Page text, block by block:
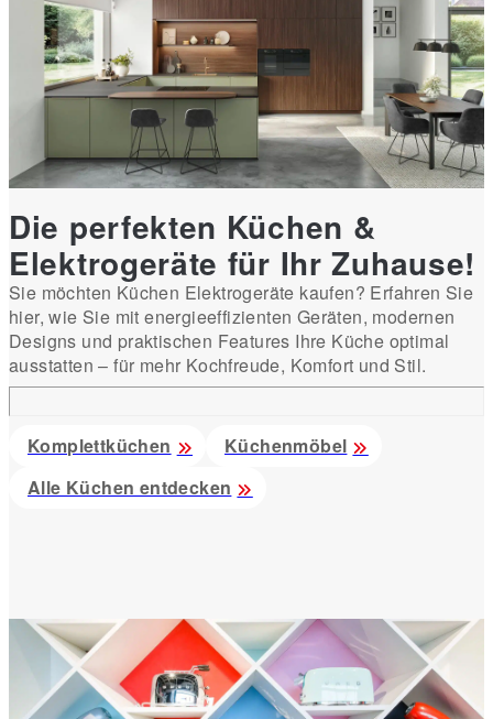
Die perfekten Küchen &
Elektrogeräte für Ihr Zuhause!
Sie möchten Küchen Elektrogeräte kaufen? Erfahren Sie
hier, wie Sie mit energieeffizienten Geräten, modernen
Designs und praktischen Features Ihre Küche optimal
ausstatten – für mehr Kochfreude, Komfort und Stil.
Komplettküchen
Küchenmöbel
Alle Küchen entdecken